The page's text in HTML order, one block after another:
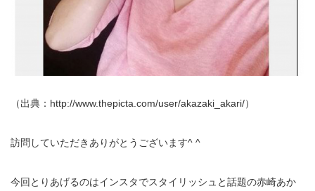
（出典：http://www.thepicta.com/user/akazaki_akari/）
訪問していただきありがとうございます^ ^
今回とりあげるのはインスタでスタイリッシュと話題の赤崎あか